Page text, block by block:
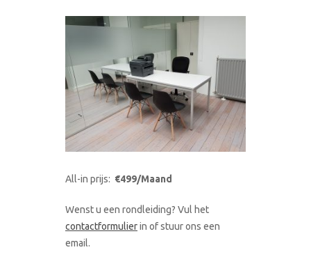
All-in prijs: €499/Maand
Wenst u een rondleiding? Vul het
contactformulierin of stuur ons een
email.